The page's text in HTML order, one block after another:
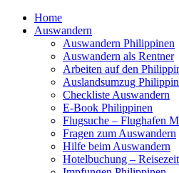
Home
Auswandern
Auswandern Philippinen
Auswandern als Rentner
Arbeiten auf den
Auslandsumzug
Checkliste Auswandern
E-Book Philippinen
Flugsuche – Flughafen
Fragen zum Auswandern
Hilfe beim Auswandern
Hotelbuchung –